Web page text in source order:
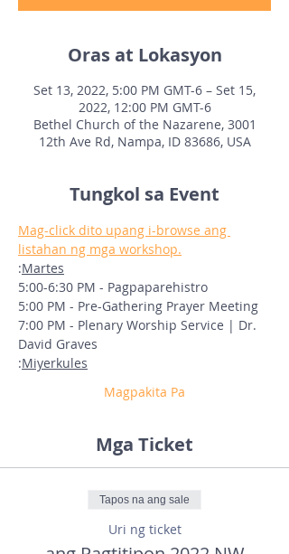
Oras at Lokasyon
Set 13, 2022, 5:00 PM GMT-6 – Set 15,
2022, 12:00 PM GMT-6
Bethel Church of the Nazarene, 3001
12th Ave Rd, Nampa, ID 83686, USA
Tungkol sa Event
Mag-click dito upang i-browse ang
listahan ng mga workshop.
:Martes
5:00-6:30 PM - Pagpaparehistro
5:00 PM - Pre-Gathering Prayer Meeting
7:00 PM - Plenary Worship Service | Dr.
David Graves
:Miyerkules
Magpakita Pa
Mga Ticket
Tapos na ang sale
Uri ng ticket